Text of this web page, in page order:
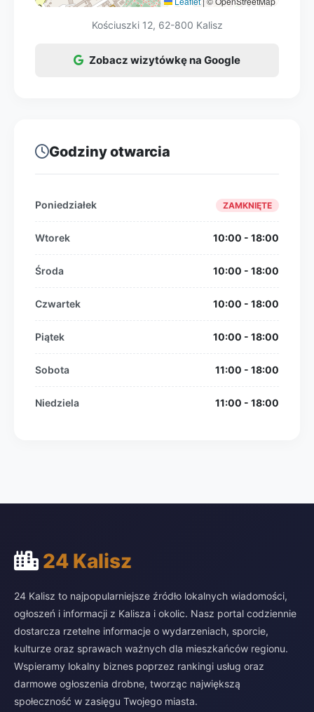
Kościuszki 12, 62-800 Kalisz
Zobacz wizytówkę na Google
Godziny otwarcia
Poniedziałek ZAMKNIĘTE
Wtorek 10:00 - 18:00
Środa 10:00 - 18:00
Czwartek 10:00 - 18:00
Piątek 10:00 - 18:00
Sobota 11:00 - 18:00
Niedziela 11:00 - 18:00
24 Kalisz
24 Kalisz to najpopularniejsze źródło lokalnych wiadomości,
ogłoszeń i informacji z Kalisza i okolic. Nasz portal codziennie
dostarcza rzetelne informacje o wydarzeniach, sporcie,
kulturze oraz sprawach ważnych dla mieszkańców regionu.
Wspieramy lokalny biznes poprzez rankingi usług oraz
darmowe ogłoszenia drobne, tworząc największą
społeczność w zasięgu Twojego miasta.